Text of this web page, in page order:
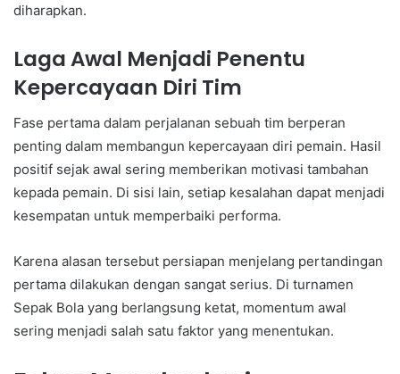
diharapkan.
Laga Awal Menjadi Penentu
Kepercayaan Diri Tim
Fase pertama dalam perjalanan sebuah tim berperan
penting dalam membangun kepercayaan diri pemain. Hasil
positif sejak awal sering memberikan motivasi tambahan
kepada pemain. Di sisi lain, setiap kesalahan dapat menjadi
kesempatan untuk memperbaiki performa.
Karena alasan tersebut persiapan menjelang pertandingan
pertama dilakukan dengan sangat serius. Di turnamen
Sepak Bola yang berlangsung ketat, momentum awal
sering menjadi salah satu faktor yang menentukan.